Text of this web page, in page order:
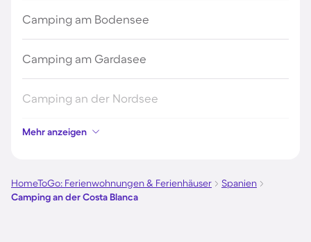
Camping am Bodensee
Camping am Gardasee
Camping an der Nordsee
Camping in Kroatien
Camping auf Fehmarn
Mehr anzeigen
HomeToGo: Ferienwohnungen & Ferienhäuser
Spanien
Camping an der Costa Blanca